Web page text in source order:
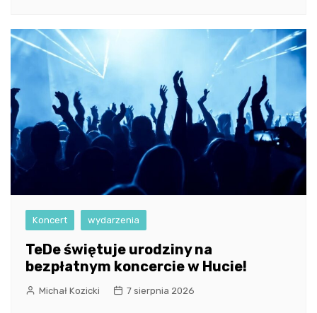
Koncert wydarzenia
TeDe świętuje urodziny na
bezpłatnym koncercie w Hucie!
Michał Kozicki 7 sierpnia 2026